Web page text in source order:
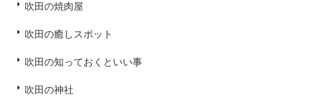
吹田の焼肉屋
吹田の癒しスポット
吹田の知っておくといい事
吹田の神社